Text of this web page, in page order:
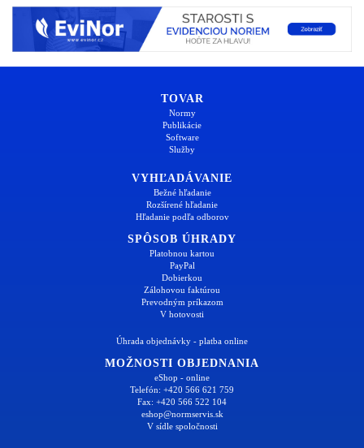
TOVAR
Normy
Publikácie
Software
Služby
VYHĽADÁVANIE
Bežné hľadanie
Rozšírené hľadanie
Hľadanie podľa odborov
SPÔSOB ÚHRADY
Platobnou kartou
PayPal
Dobierkou
Zálohovou faktúrou
Prevodným príkazom
V hotovosti
Úhrada objednávky - platba online
MOŽNOSTI OBJEDNANIA
eShop - online
Telefón: +420 566 621 759
Fax: +420 566 522 104
eshop@normservis.sk
V sídle spoločnosti